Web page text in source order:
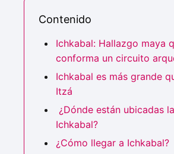
Contenido
Ichkabal: Hallazgo maya
conforma un circuito
Ichkabal es más grande
Itzá
¿Dónde están ubicadas
Ichkabal?
¿Cómo llegar a Ichkabal?